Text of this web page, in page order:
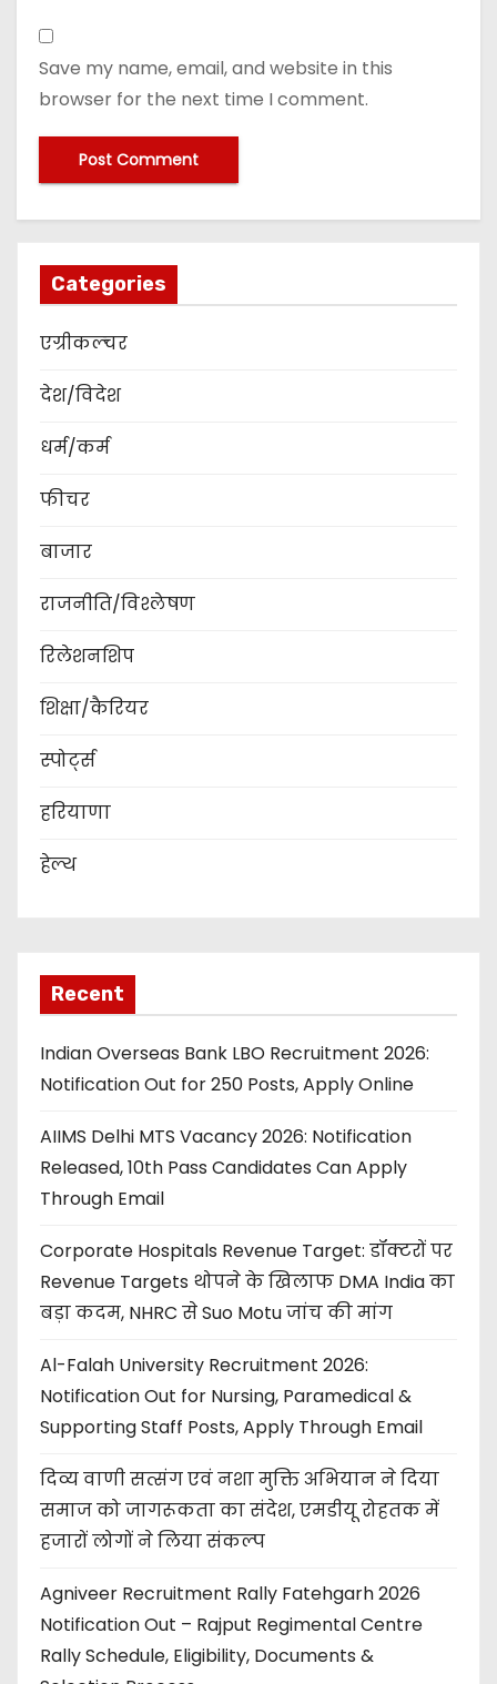
Save my name, email, and website in this
browser for the next time I comment.
Categories
एग्रीकल्चर
देश/विदेश
धर्म/कर्म
फीचर
बाजार
राजनीति/विश्लेषण
रिलेशनशिप
शिक्षा/कैरियर
स्पोर्ट्स
हरियाणा
हेल्थ
Recent
Indian Overseas Bank LBO Recruitment 2026:
Notification Out for 250 Posts, Apply Online
AIIMS Delhi MTS Vacancy 2026: Notification
Released, 10th Pass Candidates Can Apply
Through Email
Corporate Hospitals Revenue Target: डॉक्टरों पर
Revenue Targets थोपने के खिलाफ DMA India का
बड़ा कदम, NHRC से Suo Motu जांच की मांग
Al-Falah University Recruitment 2026:
Notification Out for Nursing, Paramedical &
Supporting Staff Posts, Apply Through Email
दिव्य वाणी सत्संग एवं नशा मुक्ति अभियान ने दिया
समाज को जागरूकता का संदेश, एमडीयू रोहतक में
हजारों लोगों ने लिया संकल्प
Agniveer Recruitment Rally Fatehgarh 2026
Notification Out – Rajput Regimental Centre
Rally Schedule, Eligibility, Documents &